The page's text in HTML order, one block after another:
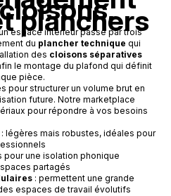
planchers
espace intérieur passe par trois
du plancher technique qui
des cloisons séparatives
le montage du plafond qui définit
pièce.
pour structurer un volume brut en
future. Notre marketplace
pour répondre à vos besoins
: légères mais robustes, idéales pour
pour une isolation phonique
partagés
: permettent une grande
espaces de travail évolutifs